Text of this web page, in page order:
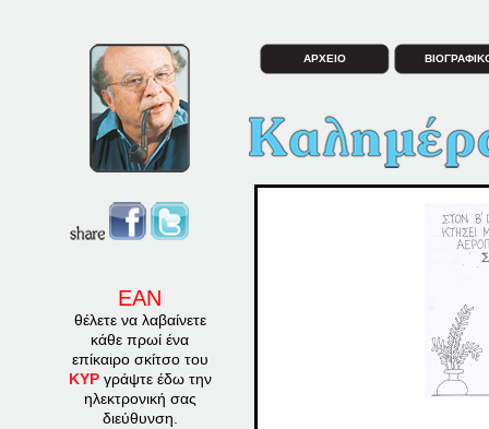
ΕΑΝ
θέλετε να λαβαίνετε
κάθε πρωί ένα
επίκαιρο σκίτσο του
ΚΥΡγράψτε έδω την
ηλεκτρονική σας
διεύθυνση.
ΑΡΧΕΙΟ